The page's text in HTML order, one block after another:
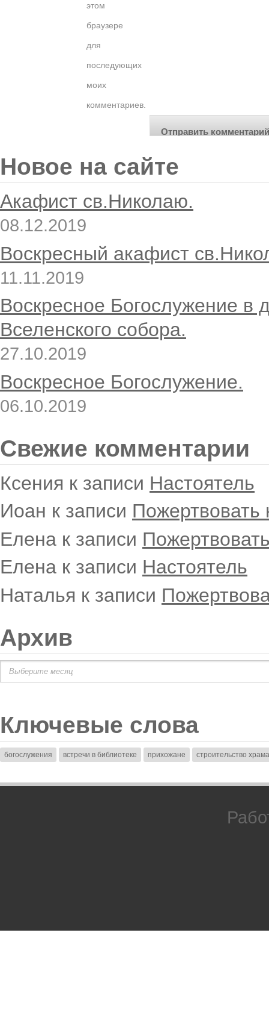
этом
браузере
для
последующих
моих
комментариев.
Новое на сайте
Акафист св.Николаю.
08.12.2019
Воскресный акафист
11.11.2019
Воскресное Богослужение в
Вселенского собора.
27.10.2019
Воскресное Богослужение.
06.10.2019
Свежие комментарии
Ксения к записи Настоятель
Иоан к записи Пожертвовать
Елена к записи
Елена к записи Настоятель
Наталья к записи
Архив
Ключевые слова
богослужения встречи в библиотеке прихожане строительство храма